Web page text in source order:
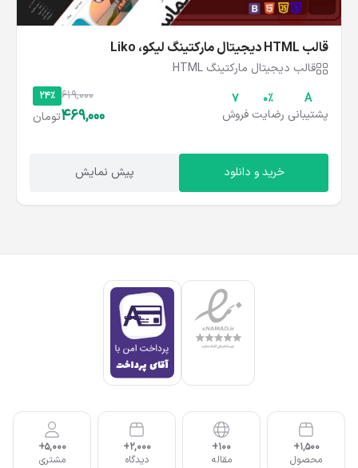
قالب HTML دیجیتال مارکتینگ لیکو، Liko
قالب دیجیتال مارکتینگ HTML
A
پشتیبانی
۰%
رضایت
۷
فروش
24% 619,000
469,000تومان
خرید و دانلود پیش نمایش
1,500+
محصول
100+
مقاله
2,000+
دیدگاه
5,000+
مشتری